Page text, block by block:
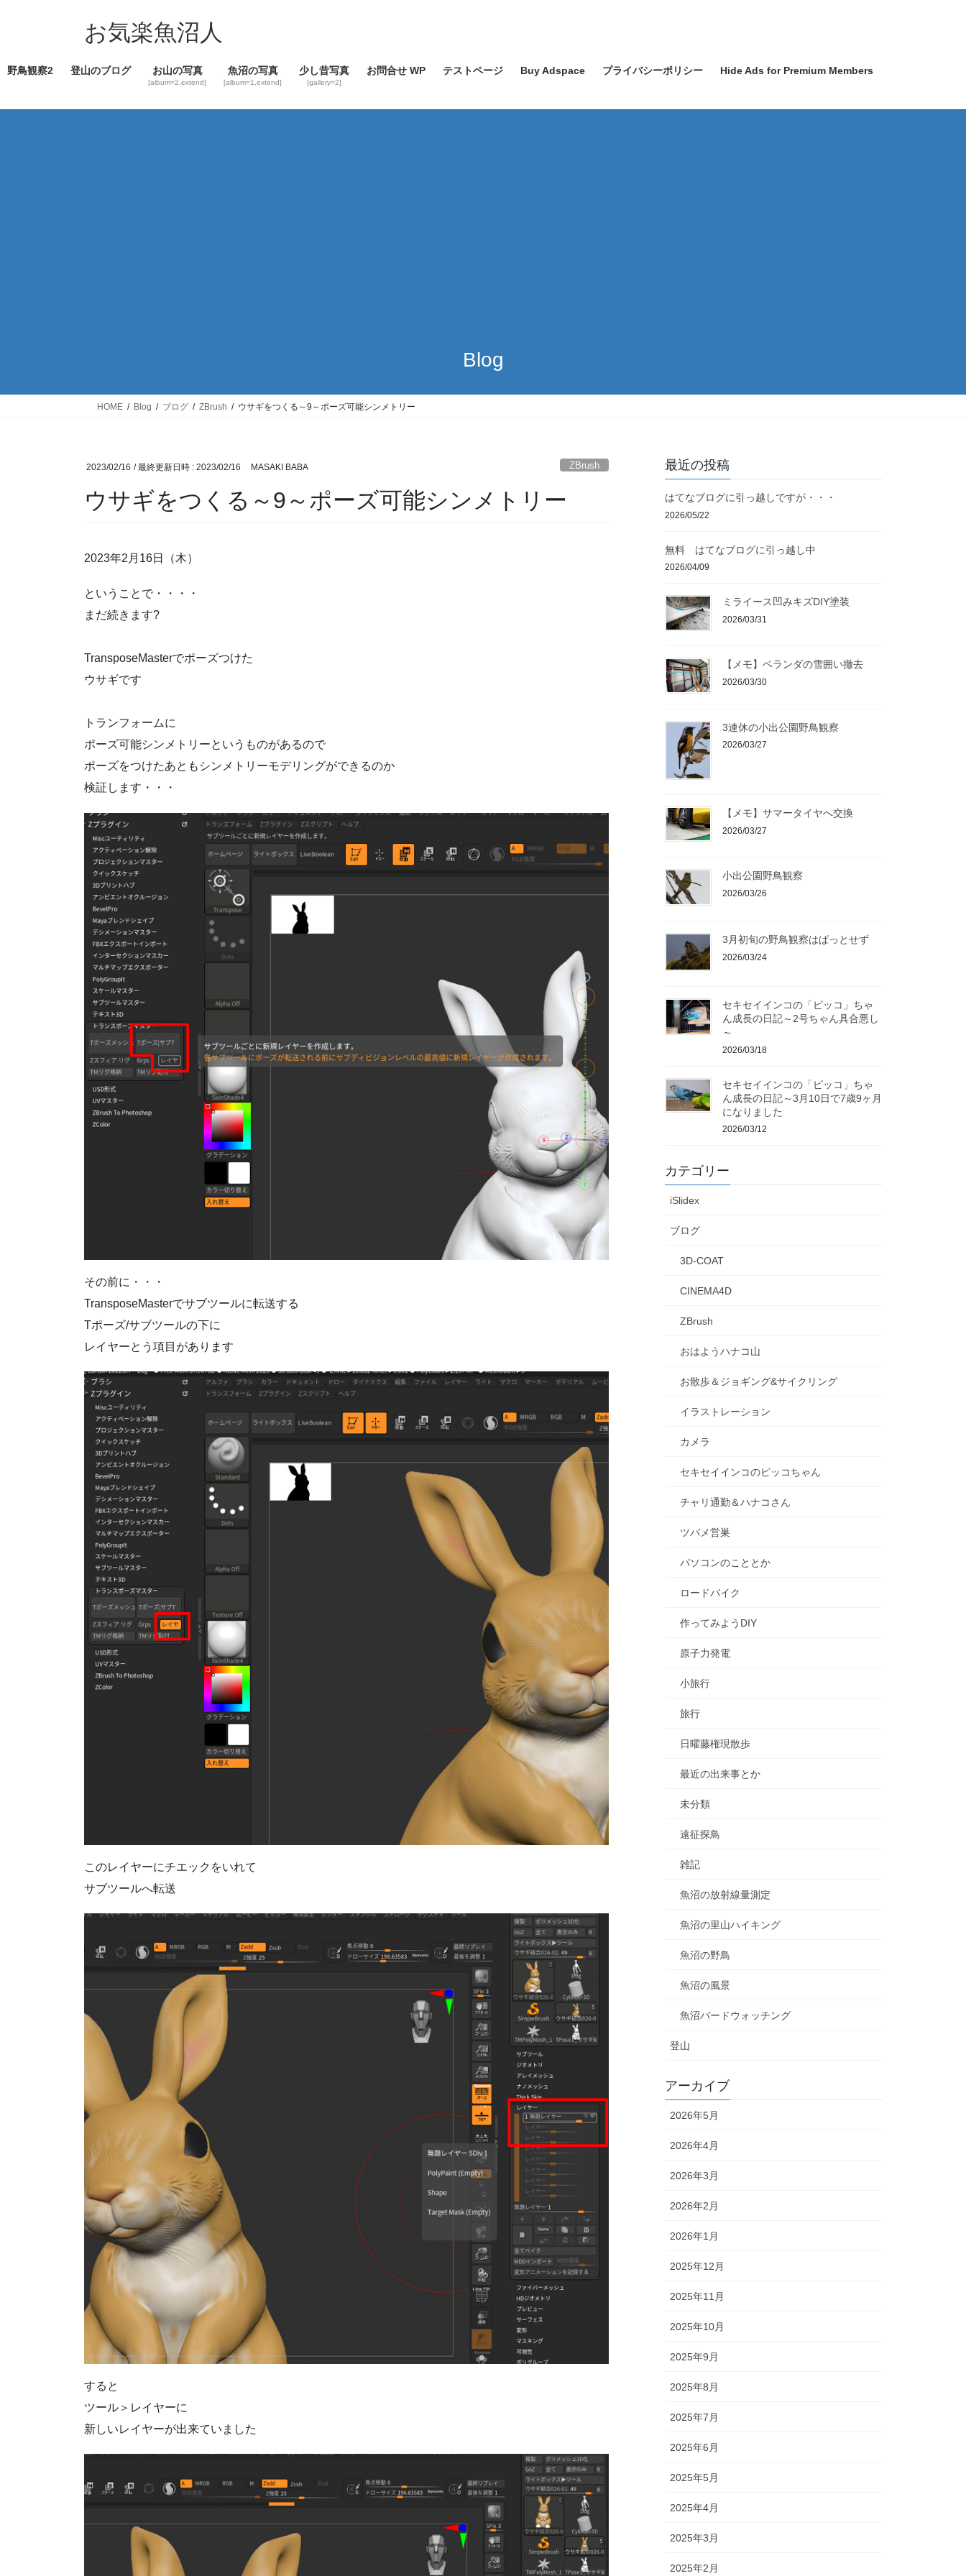
ツ
ス
シ
ン
お気楽魚沼人
野鳥観察2 登山のブログ お山の写真
[album=2,extend]
魚沼の写真
[album=1,extend]
少し昔写真
[gallery=2]
お問合せ WP テストページ Buy Adspace プライバシーポリシー Hide Ads for Premium Members
Blog
HOME Blog ブログ ZBrush ウサギをつくる～9～ポーズ可能シンメトリー
2023/02/16 / 最終更新日時 : 2023/02/16 MASAKI BABA ZBrush
ウサギをつくる～9～ポーズ可能シンメトリー
2023年2月16日（木）
ということで・・・・
まだ続きます?
TransposeMasterでポーズつけた
ウサギです
トランフォームに
ポーズ可能シンメトリーというものがあるので
ポーズをつけたあともシンメトリーモデリングができるのか
検証します・・・
その前に・・・
TransposeMasterでサブツールに転送する
Tポーズ/サブツールの下に
レイヤーとう項目があります
このレイヤーにチエックをいれて
サブツールへ転送
すると
ツール＞レイヤーに
新しいレイヤーが出来ていました
最近の投稿
はてなブログに引っ越しですが・・・
2026/05/22
無料 はてなブログに引っ越し中
2026/04/09
ミライース凹みキズDIY塗装
2026/03/31
【メモ】ベランダの雪囲い撤去
2026/03/30
3連休の小出公園野鳥観察
2026/03/27
【メモ】サマータイヤへ交換
2026/03/27
小出公園野鳥観察
2026/03/26
3月初旬の野鳥観察はぱっとせず
2026/03/24
セキセイインコの「ピッコ」ちゃ
ん成長の日記～2号ちゃん具合悪し
～
2026/03/18
セキセイインコの「ピッコ」ちゃ
ん成長の日記～3月10日で7歳9ヶ月
になりました
2026/03/12
カテゴリー
iSlidex
ブログ
3D-COAT
CINEMA4D
ZBrush
おはようハナコ山
お散歩＆ジョギング&サイクリング
イラストレーション
カメラ
セキセイインコのピッコちゃん
チャリ通勤＆ハナコさん
ツバメ営巣
パソコンのこととか
ロードバイク
作ってみようDIY
原子力発電
小旅行
旅行
日曜藤権現散歩
最近の出来事とか
未分類
遠征探鳥
雑記
魚沼の放射線量測定
魚沼の里山ハイキング
魚沼の野鳥
魚沼の風景
魚沼バードウォッチング
登山
アーカイブ
2026年5月
2026年4月
2026年3月
2026年2月
2026年1月
2025年12月
2025年11月
2025年10月
2025年9月
2025年8月
2025年7月
2025年6月
2025年5月
2025年4月
2025年3月
2025年2月